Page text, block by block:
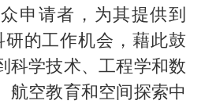
申请者，为其提供到
研的工作机会，藉此鼓
科学技术、工程学和数
航空教育和空间探索中